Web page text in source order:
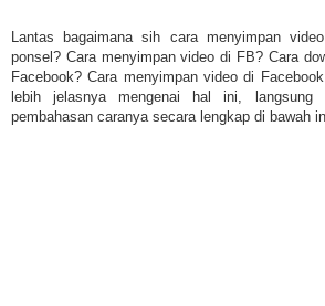
Lantas bagaimana sih cara menyimpan
ponsel? Cara menyimpan video di FB? Cara
Facebook? Cara menyimpan video di
lebih jelasnya mengenai hal ini,
pembahasan caranya secara lengkap di bawah